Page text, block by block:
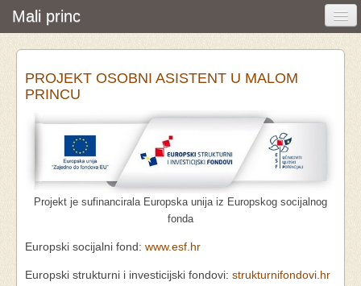
Mali princ
Početna
Vijesti i događanja
Udruga
Pretraživanje
PROJEKT OSOBNI ASISTENT U MALOM
PRINCU
Projekt je sufinancirala Europska unija iz Europskog socijalnog
fonda
Europski socijalni fond: www.esf.hr
Europski strukturni i investicijski fondovi: strukturnifondovi.hr